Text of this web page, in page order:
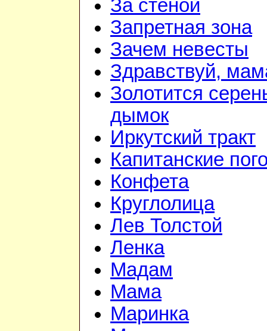
За стеной
Запретная зона
Зачем невесты
Здравствуй,
Золотится
дымок
Иркутский тракт
Капитанские
Конфета
Круглолица
Лев Толстой
Ленка
Мадам
Мама
Маринка